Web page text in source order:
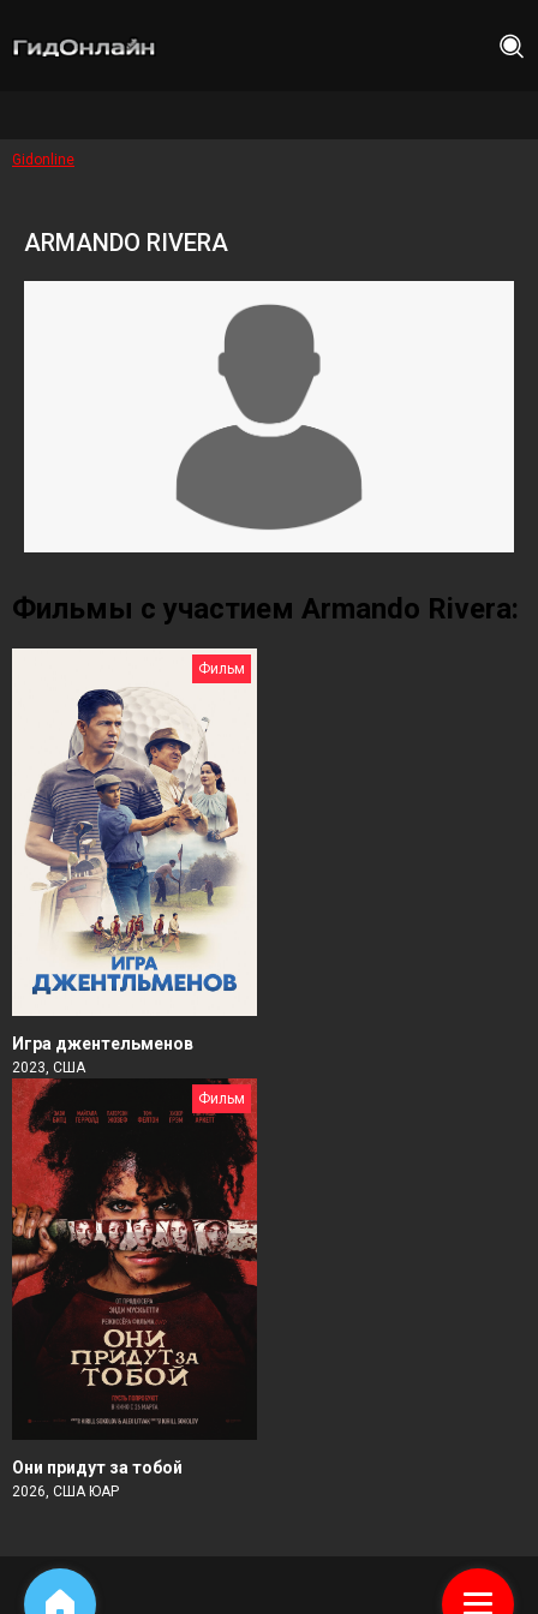
Gidonline
ARMANDO RIVERA
Фильмы с участием Armando Rivera:
Фильм
Игра джентельменов
2023, США
Фильм
Они придут за тобой
2026, США ЮАР